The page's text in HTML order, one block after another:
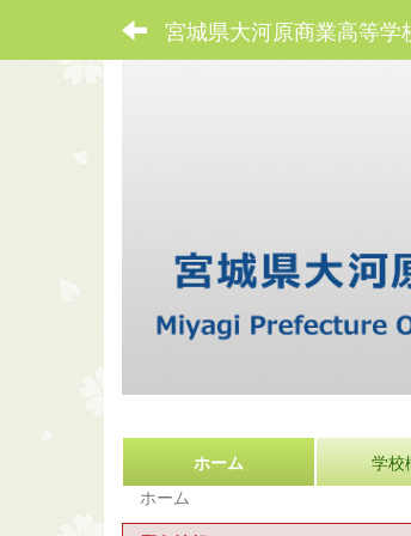
宮城県大河原商業高等学
ホーム 学校
ホーム